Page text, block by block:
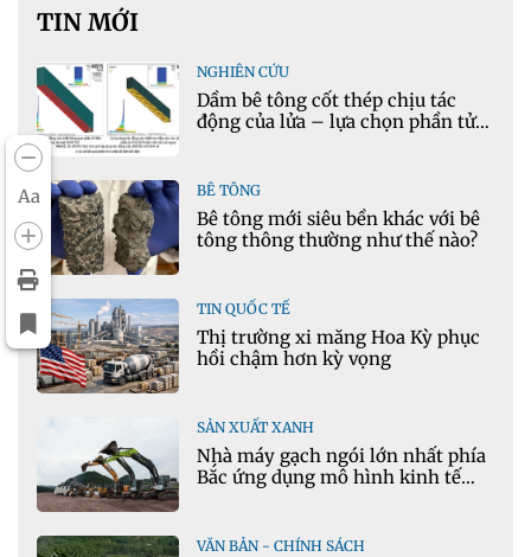
Aa
TIN MỚI
NGHIÊN CỨU
Dầm bê tông cốt thép chịu tác
động của lửa – lựa chọn phần tử
BÊ TÔNG
Bê tông mới siêu bền khác với bê
tông thông thường như thế nào?
TIN QUỐC TẾ
Thị trường xi măng Hoa Kỳ phục
hồi chậm hơn kỳ vọng
SẢN XUẤT XANH
Nhà máy gạch ngói lớn nhất phía
Bắc ứng dụng mô hình kinh tế
VĂN BẢN - CHÍNH SÁCH